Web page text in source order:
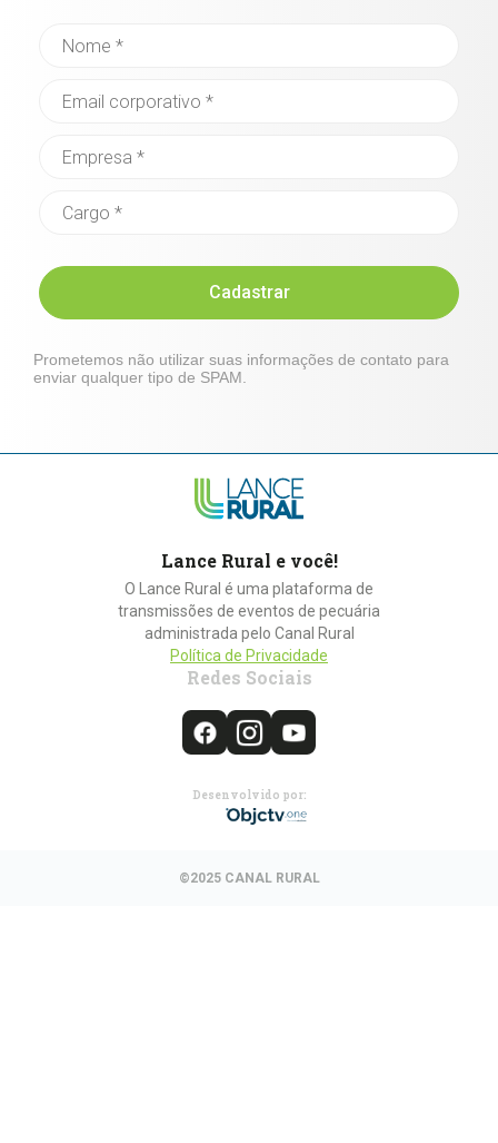
Cadastrar
Prometemos não utilizar suas informações de contato para
enviar qualquer tipo de SPAM.
Lance Rural e você!
O Lance Rural é uma plataforma de
transmissões de eventos de pecuária
administrada pelo Canal Rural
Política de Privacidade
Redes Sociais
Desenvolvido por:
©2025 CANAL RURAL